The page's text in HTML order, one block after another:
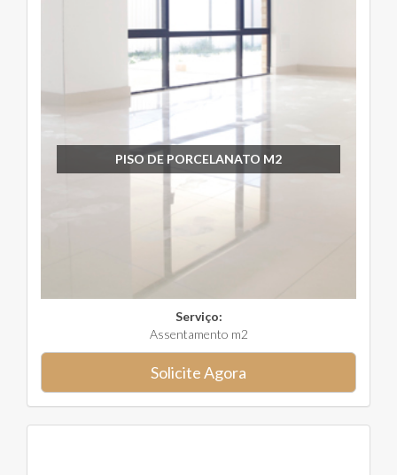
PISO DE PORCELANATO M2
Serviço:
Assentamento m2
Solicite Agora